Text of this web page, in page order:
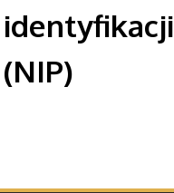
(NIP)